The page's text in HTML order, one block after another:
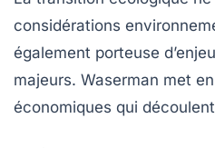
considérations
également porteuse
majeurs. Waserman met
économiques qui